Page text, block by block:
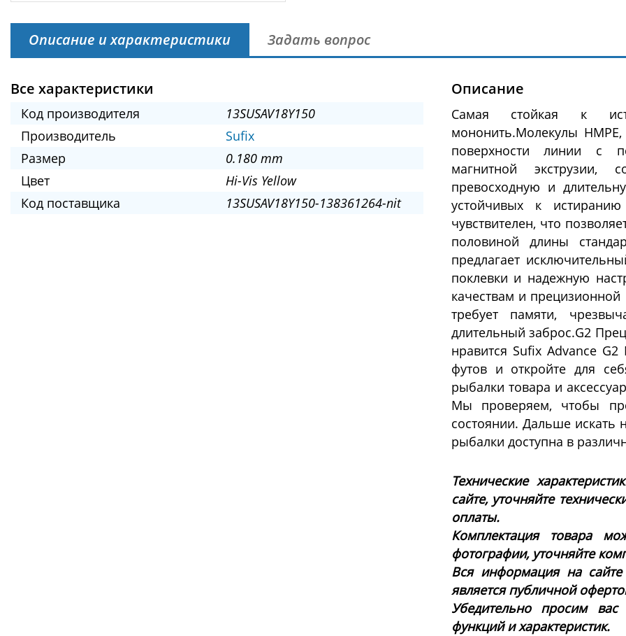
Описание и характеристики Задать вопрос
Все характеристики
Код производителя
13SUSAV18Y150
Производитель
Sufix
Размер
0.180 mm
Цвет
Hi-Vis Yellow
Код поставщика
13SUSAV18Y150-138361264-nit
Описание
Самая стойкая к
мононить.Молекулы
поверхности линии с
магнитной экструзии,
превосходную и
устойчивых к
чувствителен, что
половиной длины
предлагает
поклевки и надежную
качествам и прецизионной
требует памяти,
длительный заброс.G2
нравится Sufix Advance
футов и откройте для
рыбалки товара и
Мы проверяем, чтобы
состоянии. Дальше искать
рыбалки доступна в
Технические
сайте, уточняйте
оплаты.
Комплектация товара
фотографии, уточняйте
Вся информация на
является публичной
Убедительно просим
функций и характеристик.